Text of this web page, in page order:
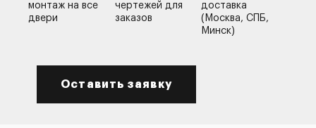
монтаж на все
двери
чертежей для
заказов
доставка
(Москва, СПБ,
Минск)
Оставить заявку